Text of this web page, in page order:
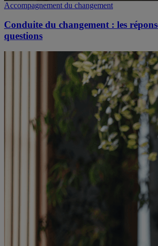
Accompagnement du changement
Conduite du changement : les
questions